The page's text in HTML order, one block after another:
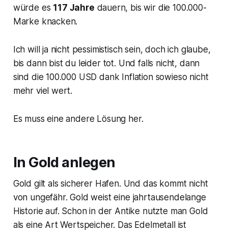
würde es 117 Jahre dauern, bis wir die 100.000-
Marke knacken.
Ich will ja nicht pessimistisch sein, doch ich glaube,
bis dann bist du leider tot. Und falls nicht, dann
sind die 100.000 USD dank Inflation sowieso nicht
mehr viel wert.
Es muss eine andere Lösung her.
In Gold anlegen
Gold gilt als sicherer Hafen. Und das kommt nicht
von ungefähr. Gold weist eine jahrtausendelange
Historie auf. Schon in der Antike nutzte man Gold
als eine Art Wertspeicher. Das Edelmetall ist